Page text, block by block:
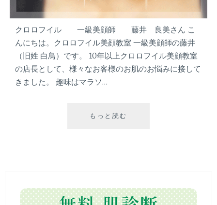
クロロフイル 一級美顔師 藤井 良美さん こ
んにちは。クロロフイル美顔教室 一級美顔師の藤井
（旧姓 白鳥）です。 10年以上クロロフイル美顔教室
の店長として、様々なお客様のお肌のお悩みに接して
きました。 趣味はマラソ…
もっと読む
レ
対